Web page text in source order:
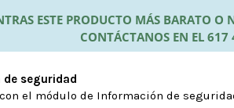
ESTE PRODUCTO MÁS BARATO O
CONTÁCTANOS EN EL 617
de seguridad
el módulo de Información de